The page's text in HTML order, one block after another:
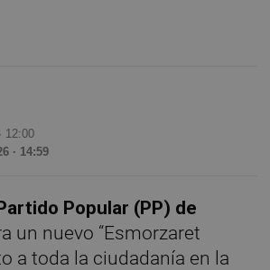
12:00
· 14:59
Popular (PP) de
un nuevo “Esmorzaret
a toda la ciudadanía en la